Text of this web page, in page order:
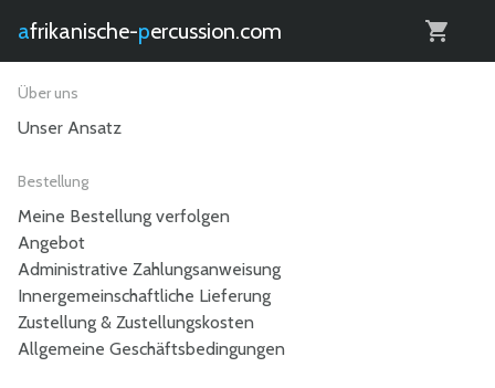
afrikanische- percussion.com
Über uns
Unser Ansatz
Bestellung
Meine Bestellung verfolgen
Angebot
Administrative Zahlungsanweisung
Innergemeinschaftliche Lieferung
Zustellung & Zustellungskosten
Allgemeine Geschäftsbedingungen